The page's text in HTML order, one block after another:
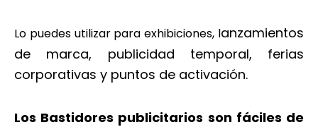
Lo puedes utilizar para exhibiciones, lanzamientos
de marca, publicidad temporal, ferias
corporativas y puntos de activación.
Los Bastidores publicitarios son fáciles de